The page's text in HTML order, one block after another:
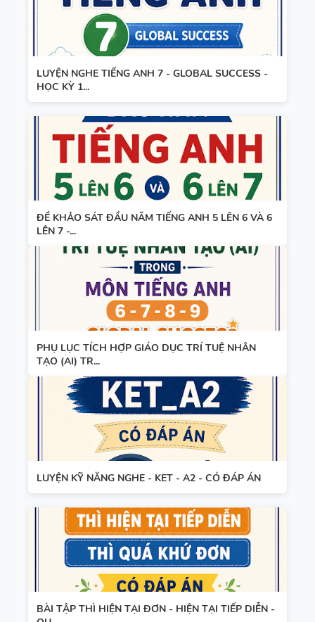
LUYỆN NGHE TIẾNG ANH 7 - GLOBAL SUCCESS -
HỌC KỲ 1...
ĐỀ KHẢO SÁT ĐẦU NĂM TIẾNG ANH 5 LÊN 6 VÀ 6
LÊN 7 -...
PHỤ LỤC TÍCH HỢP GIÁO DỤC TRÍ TUỆ NHÂN
TẠO (AI) TR...
LUYỆN KỸ NĂNG NGHE - KET - A2 - CÓ ĐÁP ÁN
BÀI TẬP THÌ HIỆN TẠI ĐƠN - HIỆN TẠI TIẾP DIỄN -